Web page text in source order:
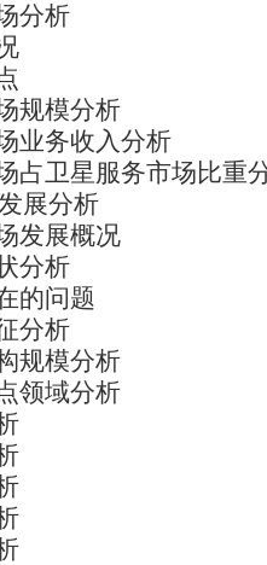
分析
规模分析
业务收入分析
占卫星服务市场比重
展分析
发展概况
分析
的问题
分析
规模分析
领域分析